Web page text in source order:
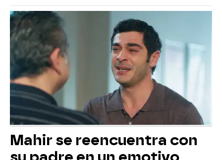
Mahir se reencuentra con